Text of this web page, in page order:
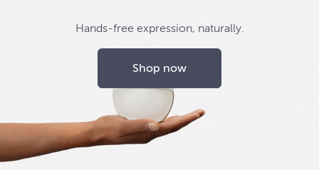
Hands-free expression, naturally.
Shop now